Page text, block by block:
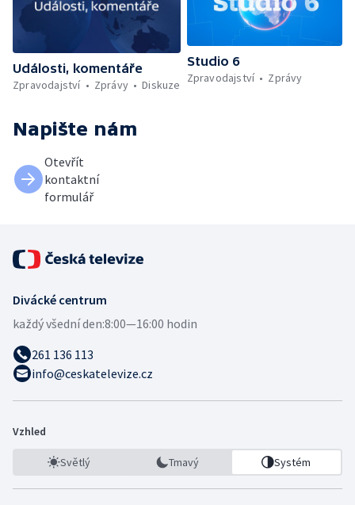
Události, komentáře
Zpravodajství
Zprávy Diskuze
Studio 6
Zpravodajství
Zprávy
Napište nám
Otevřít
kontaktní
formulář
Divácké centrum
každý všední den:8:00—16:00 hodin
261 136 113
info@ceskatelevize.cz
Vzhled
Světlý Tmavý Systém